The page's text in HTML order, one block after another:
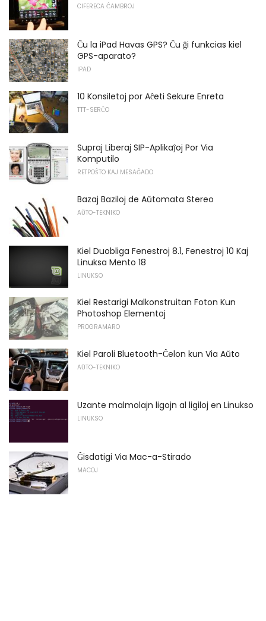
CIFERECA ĈAMBROJ
Ĉu la iPad Havas GPS? Ĉu ĝi funkcias kiel
GPS-aparato?
IPAD
10 Konsiletoj por Aĉeti Sekure Enreta
TTT-SERĈO
Supraj Liberaj SIP-Aplikaĵoj Por Via
Komputilo
RETPOŜTO KAJ MESAĜADO
Bazaj Baziloj de Aŭtomata Stereo
AŬTO-TEKNIKO
Kiel Duobliga Fenestroj 8.1, Fenestroj 10 Kaj
Linuksa Mento 18
LINUKSO
Kiel Restarigi Malkonstruitan Foton Kun
Photoshop Elementoj
PROGRAMARO
Kiel Paroli Bluetooth-Ĉelon kun Via Aŭto
AŬTO-TEKNIKO
Uzante malmolajn ligojn al ligiloj en Linukso
LINUKSO
Ĝisdatigi Via Mac-a-Stirado
MACOJ